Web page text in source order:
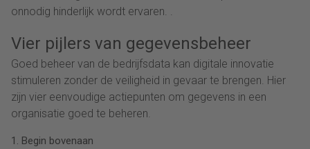
onnodig hinderlijk wordt ervaren. .
Vier pijlers van gegevensbeheer
Goed beheer van de bedrijfsdata kan digitale innovatie
stimuleren zonder de veiligheid in gevaar te brengen. Hier
zijn vier eenvoudige actiepunten om gegevens in een
organisatie goed te beheren.
1. Begin bovenaan